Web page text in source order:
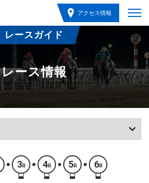
アクセス情報
レースガイド
レース情報
3R 4R 5R 6R